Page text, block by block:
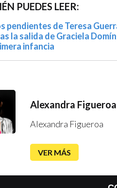
PUEDES LEER:
pendientes de Teresa
la salida de Graciela
infancia
Alexandra Figueroa
Alexandra Figueroa
VER MÁS